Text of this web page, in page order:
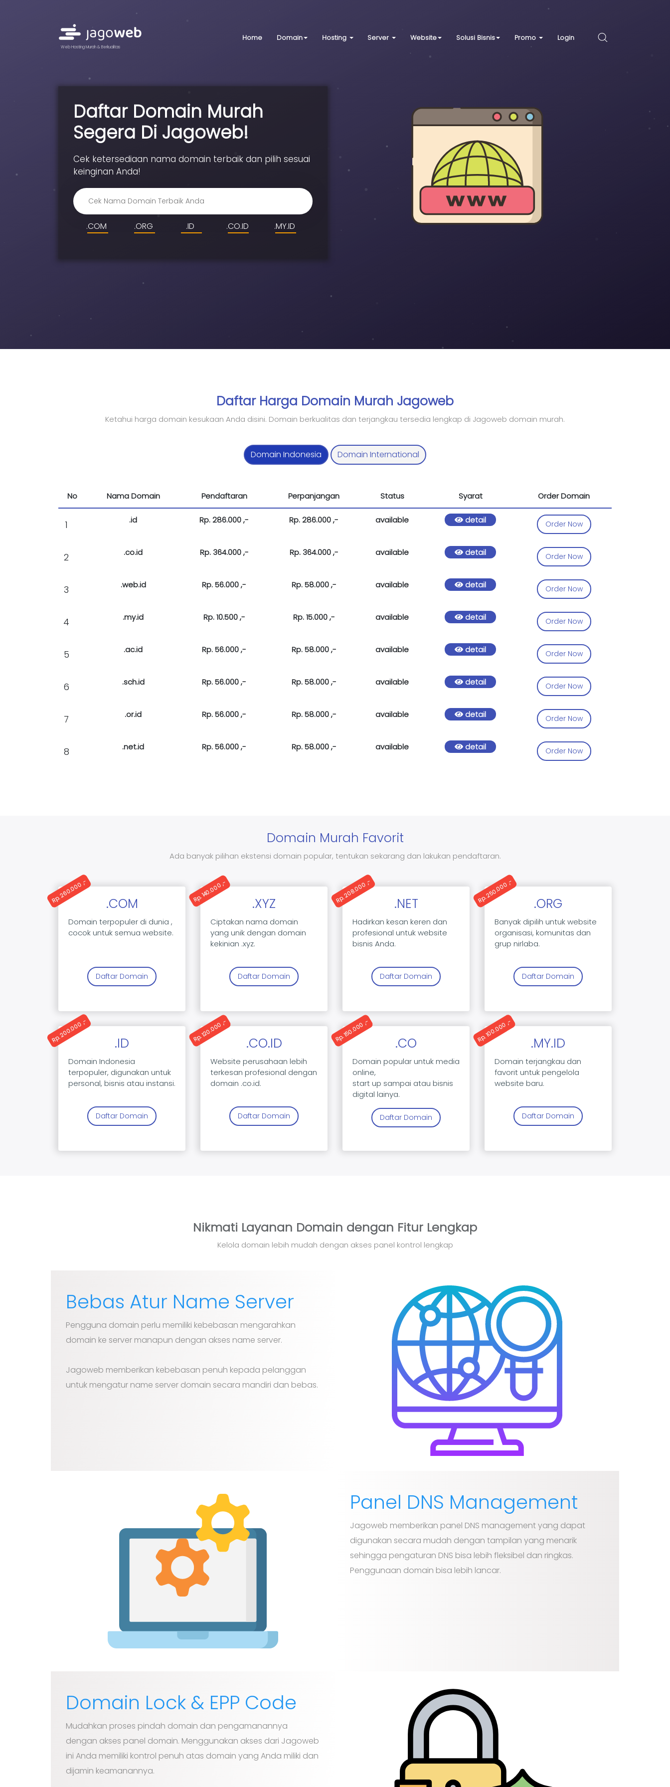
Web Hosting Murah & Berkualitas
Home Domain Hosting Server Website Solusi Bisnis Promo Login
Daftar Domain Murah
Segera Di Jagoweb!
Cek ketersediaan nama domain terbaik dan pilih sesuai
keinginan Anda!
.COM .ORG .ID .CO.ID .MY.ID
Daftar Harga Domain Murah Jagoweb
Ketahui harga domain kesukaan Anda disini. Domain berkualitas dan terjangkau tersedia lengkap di Jagoweb domain murah.
Domain Indonesia Domain International
No Nama Domain Pendaftaran Perpanjangan Status Syarat Order Domain
1 .id Rp. 286.000 ,- Rp. 286.000 ,- available detail Order Now
2 .co.id Rp. 364.000 ,- Rp. 364.000 ,- available detail Order Now
3 .web.id Rp. 56.000 ,- Rp. 58.000 ,- available detail Order Now
4 .my.id Rp. 10.500 ,- Rp. 15.000 ,- available detail Order Now
5 .ac.id Rp. 56.000 ,- Rp. 58.000 ,- available detail Order Now
6 .sch.id Rp. 56.000 ,- Rp. 58.000 ,- available detail Order Now
7 .or.id Rp. 56.000 ,- Rp. 58.000 ,- available detail Order Now
8 .net.id Rp. 56.000 ,- Rp. 58.000 ,- available detail Order Now
Domain Murah Favorit
Ada banyak pilihan ekstensi domain popular, tentukan sekarang dan lakukan pendaftaran.
.COM
Domain terpopuler di dunia ,
cocok untuk semua website.
Rp. 260.000 ,-
Daftar Domain
.XYZ
Ciptakan nama domain
yang unik dengan domain
kekinian .xyz.
Rp. 140.000 ,-
Daftar Domain
.NET
Hadirkan kesan keren dan
profesional untuk website
bisnis Anda.
Rp. 208.000 ,-
Daftar Domain
.ORG
Banyak dipilih untuk website
organisasi, komunitas dan
grup nirlaba.
Rp. 250.000 ,-
Daftar Domain
.ID
Domain Indonesia
terpopuler, digunakan untuk
personal, bisnis atau instansi.
Rp. 200.000 ,-
Daftar Domain
.CO.ID
Website perusahaan lebih
terkesan profesional dengan
domain .co.id.
Rp. 120.000 ,-
Daftar Domain
.CO
Domain popular untuk media
online,
start up sampai atau bisnis
digital lainya.
Rp. 150.000 ,-
Daftar Domain
.MY.ID
Domain terjangkau dan
favorit untuk pengelola
website baru.
Rp. 100.000 ,-
Daftar Domain
Nikmati Layanan Domain dengan Fitur Lengkap
Kelola domain lebih mudah dengan akses panel kontrol lengkap
Bebas Atur Name Server
Pengguna domain perlu memiliki kebebasan mengarahkan
domain ke server manapun dengan akses name server.
Jagoweb memberikan kebebasan penuh kepada pelanggan
untuk mengatur name server domain secara mandiri dan bebas.
Panel DNS Management
Jagoweb memberikan panel DNS management yang dapat
digunakan secara mudah dengan tampilan yang menarik
sehingga pengaturan DNS bisa lebih fleksibel dan ringkas.
Penggunaan domain bisa lebih lancar.
Domain Lock & EPP Code
Mudahkan proses pindah domain dan pengamanannya
dengan akses panel domain. Menggunakan akses dari Jagoweb
ini Anda memiliki kontrol penuh atas domain yang Anda miliki dan
dijamin keamanannya.